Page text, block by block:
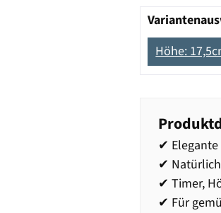
Höhe:
✔
✔
✔ Timer,
✔ Für